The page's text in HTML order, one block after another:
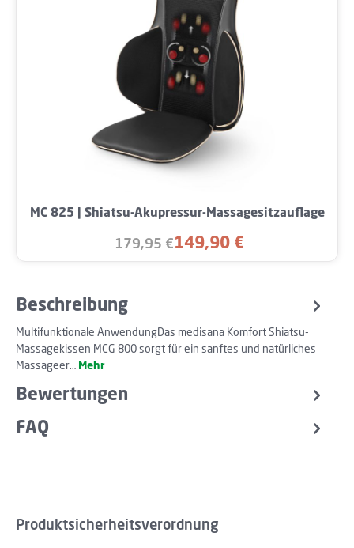
MC 825 | Shiatsu-Akupressur-Massagesitzauflage
Verkaufspreis:
149,90 €
Regulärer Preis:
179,95 €
Beschreibung
Multifunktionale AnwendungDas medisana Komfort Shiatsu-
Massagekissen MCG 800 sorgt für ein sanftes und natürliches
Massageer… Mehr
Bewertungen
FAQ
Produktsicherheitsverordnung